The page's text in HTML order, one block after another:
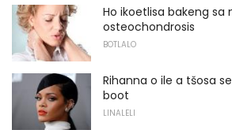
Ho ikoetlisa bakeng sa
osteochondrosis
BOTLALO
Rihanna o ile a tšosa
boot
LINALELI